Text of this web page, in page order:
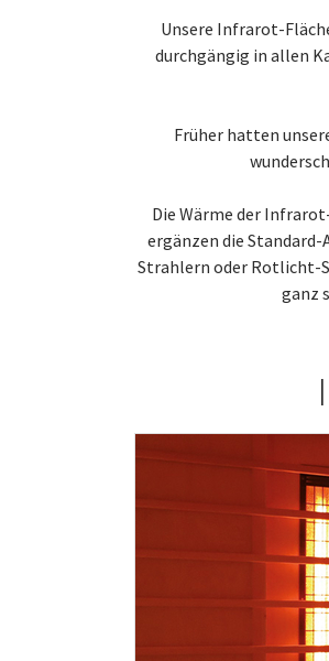
Unsere Infrarot-
durchgängig in allen
Früher hatten
Die Wärme der
ergänzen die
Strahlern oder Rotlicht-
ganz